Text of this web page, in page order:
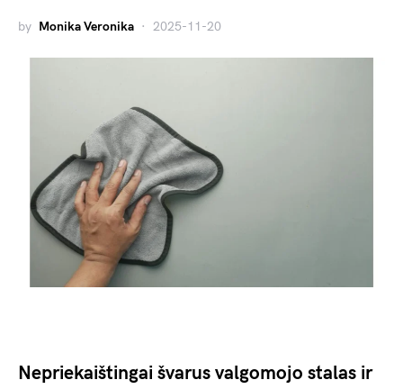
by Monika Veronika 2025-11-20
Nepriekaištingai švarus valgomojo stalas ir